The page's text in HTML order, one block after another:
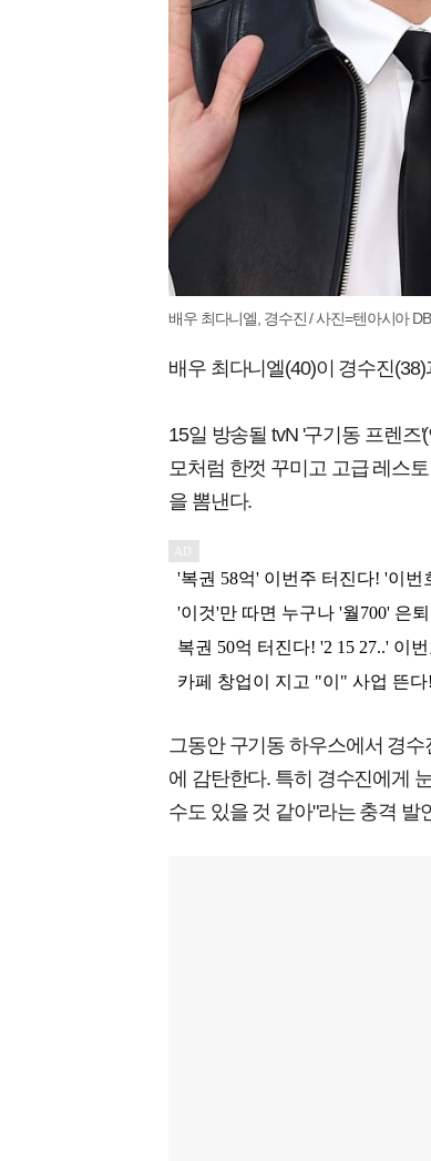
배우 최다니엘, 경수진 / 사진=텐아시아 DB
배우 최다니엘(40)이 경수진
15일 방송될 tvN '구기동 프렌
모처럼 한껏 꾸미고 고급 레스
을 뽐낸다.
그동안 구기동 하우스에서 경
에 감탄한다. 특히 경수진에게
수도 있을 것 같아"라는 충격 발